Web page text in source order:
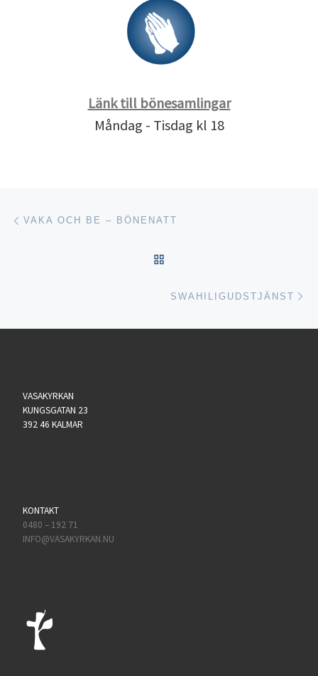
Länk till bönesamlingar
Måndag - Tisdag kl 18
Inläggsnavigering
VAKA OCH BE – BÖNENATT
SWAHILIGUDSTJÄNST
VASAKYRKAN
KUNGSGATAN 23
392 46 KALMAR
KONTAKT
0480 – 192 71
INFO@VASAKYRKAN.NU